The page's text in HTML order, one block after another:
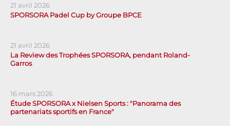
21 avril 2026
SPORSORA Padel Cup by Groupe BPCE
21 avril 2026
La Review des Trophées SPORSORA, pendant Roland-
Garros
16 mars 2026
Étude SPORSORA x Nielsen Sports : "Panorama des
partenariats sportifs en France"